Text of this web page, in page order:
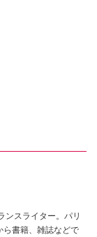
ンスライター。パリ
ら書籍、雑誌などで